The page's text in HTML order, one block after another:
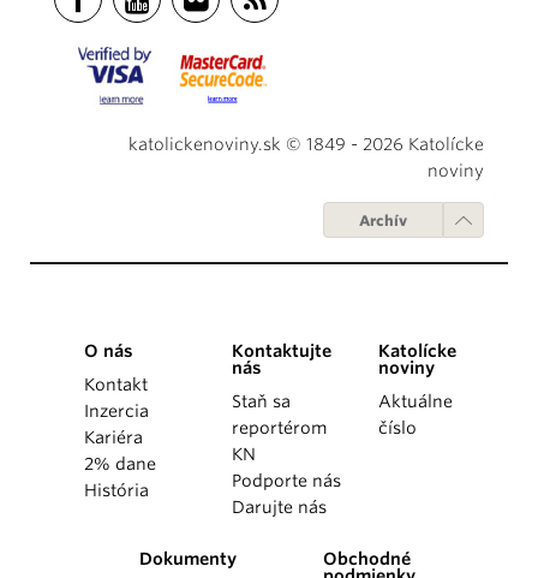
katolickenoviny.sk © 1849 - 2026 Katolícke
noviny
Archív
O nás
Kontakt
Inzercia
Kariéra
2% dane
História
Kontaktujte
nás
Staň sa
reportérom
KN
Podporte nás
Darujte nás
Katolícke
noviny
Aktuálne
číslo
Dokumenty
Obchodné